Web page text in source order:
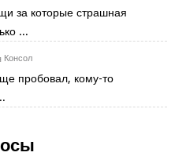
за которые страшная
...
Консол
пробовал, кому-то